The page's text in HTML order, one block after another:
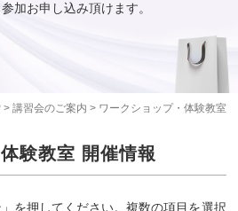
> 講習会のご案内 > ワークショップ・体験教室
加お申し込み頂けます。
験教室 開催情報
を押してください。複数の項目を選択